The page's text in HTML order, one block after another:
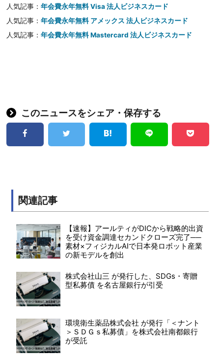
人気記事：年会費永年無料 Visa 法人ビジネスカード
人気記事：年会費永年無料 アメックス 法人ビジネスカード
人気記事：年会費永年無料 Mastercard 法人ビジネスカード
このニュースをシェア・保存する
関連記事
【速報】アールティがDICから戦略的出資
を受け資金調達セカンドクローズ完了──
素材×フィジカルAIで日本発ロボット産業
の新モデルを創出
株式会社山三 が発行した、SDGs・寄贈
型私募債 を名古屋銀行が引受
環境衛生薬品株式会社 が発行「＜ナント
＞ＳＤＧｓ私募債」を株式会社南都銀行
が受託